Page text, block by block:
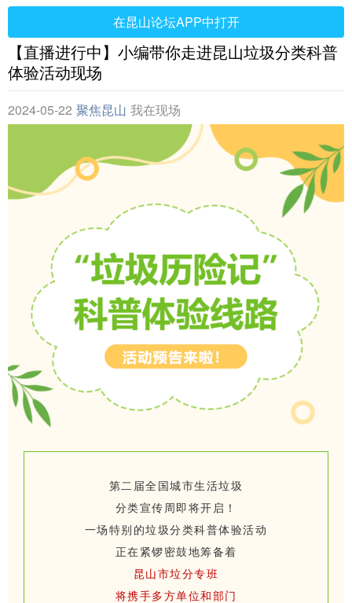
在昆山论坛APP中打开
【直播进行中】小编带你走进昆山垃圾分类科普
体验活动现场
2024-05-22 聚焦昆山 我在现场
第二届全国城市生活垃圾
分类宣传周即将开启！
一场特别的垃圾分类科普体验活动
正在紧锣密鼓地筹备着
昆山市垃分专班
将携手多方单位和部门